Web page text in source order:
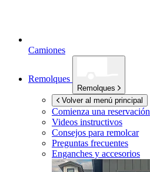
Camiones
Remolques
Remolques
Volver al menú principal
Comienza una reservación
Videos instructivos
Consejos para remolcar
Preguntas frecuentes
Enganches y accesorios